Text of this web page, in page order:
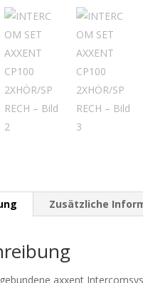
Zusätzliche
axxent